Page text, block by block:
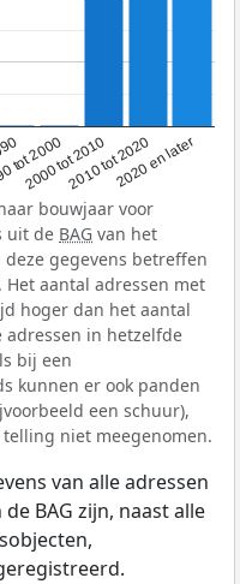
tot 2000
2000 tot 20102010 tot 20202020 en later
bouwjaar voor
uit de BAG van het
gegevens betreffen
aantal adressen met
hoger dan het aantal
in hetzelfde
bij een
kunnen er ook panden
een schuur),
niet meegenomen.
van alle adressen
BAG zijn, naast alle